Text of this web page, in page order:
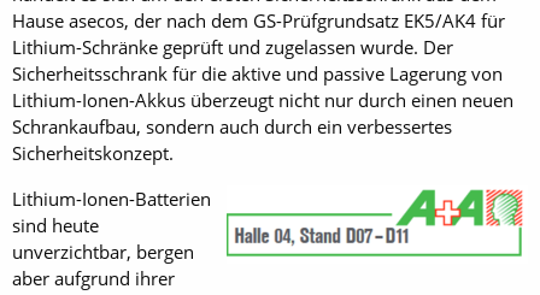
Hause asecos, der nach dem GS-Prüfgrundsatz EK5/AK4 für
Lithium-Schränke geprüft und zugelassen wurde. Der
Sicherheitsschrank für die aktive und passive Lagerung von
Lithium-Ionen-Akkus überzeugt nicht nur durch einen neuen
Schrankaufbau, sondern auch durch ein verbessertes
Sicherheitskonzept.
Lithium-Ionen-Batterien
sind heute
unverzichtbar, bergen
aber aufgrund ihrer